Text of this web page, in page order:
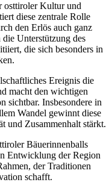
osttiroler Kultur und
diese zentrale Rolle
den Erlös auch ganz
Unterstützung des
die sich besonders in
Ereignis die
macht den wichtigen
sichtbar. Insbesondere in
Wandel gewinnt diese
und Zusammenhalt stärkt.
Bäuerinnenballs
Entwicklung der Region
der Traditionen
schafft.